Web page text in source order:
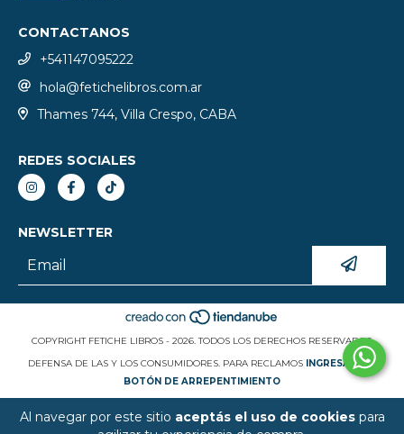
Al navegar por este sitio aceptás el uso de cookiespara
CONTACTANOS
+541147095222
hola@fetichelibros.com.ar
Thames 744, Villa Crespo, CABA
REDES SOCIALES
NEWSLETTER
COPYRIGHT FETICHE LIBROS - 2026. TODOS LOS DERECHOS RESERVADOS.
DEFENSA DE LAS Y LOS CONSUMIDORES. PARA RECLAMOS INGRESÁ ACÁ.
BOTÓN DE ARREPENTIMIENTO